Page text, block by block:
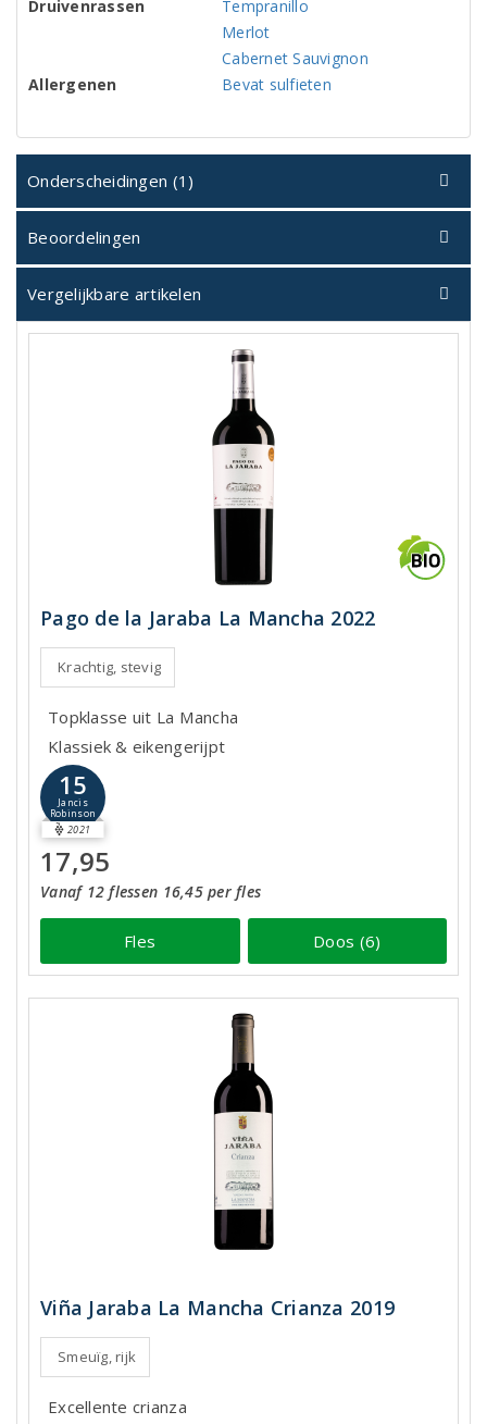
Druivenrassen
Tempranillo
Merlot
Cabernet Sauvignon
Allergenen
Bevat sulfieten
Onderscheidingen (1)
Beoordelingen
Vergelijkbare artikelen
Pago de la Jaraba La Mancha 2022
Krachtig, stevig
Topklasse uit La Mancha
Klassiek & eikengerijpt
15
Jancis
Robinson
2021
17,95
Vanaf 12 flessen 16,45 per fles
Fles Doos (6)
Viña Jaraba La Mancha Crianza 2019
Smeuïg, rijk
Excellente crianza